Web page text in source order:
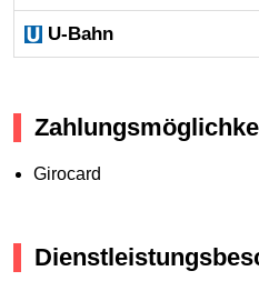
U-Bahn
Girocard